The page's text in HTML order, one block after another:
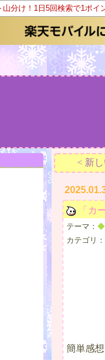
山分け！1日5回検索で1ポイ
< 新
「カ
テーマ：
カテゴリ：
簡単感想